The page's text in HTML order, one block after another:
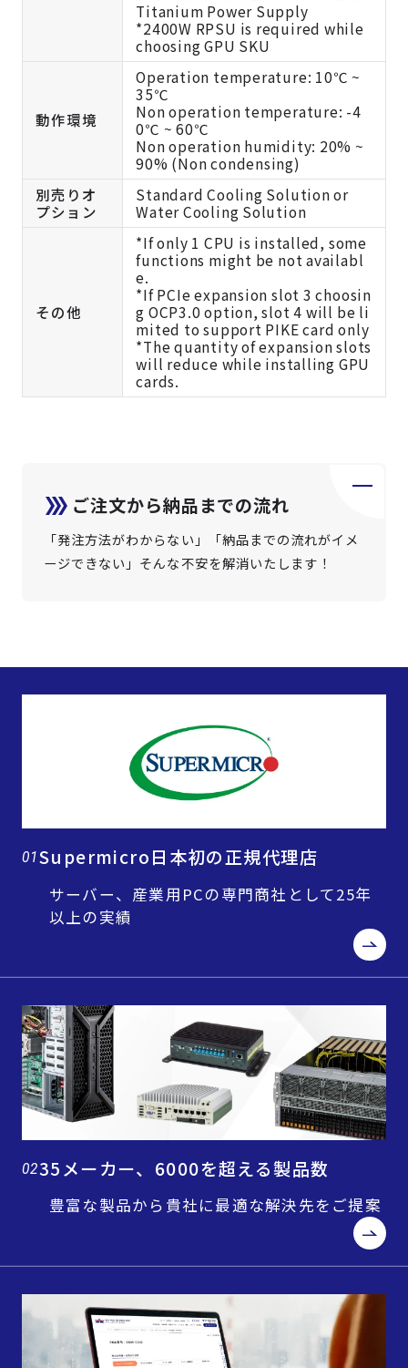
Titanium Power Supply
*2400W RPSU is required while
choosing GPU SKU
動作環境
Operation temperature: 10℃ ~
35℃
Non operation temperature: -4
0℃ ~ 60℃
Non operation humidity: 20% ~
90% (Non condensing)
別売りオ
プション
Standard Cooling Solution or
Water Cooling Solution
その他
*If only 1 CPU is installed, some
functions might be not availabl
e.
*If PCIe expansion slot 3 choosin
g OCP3.0 option, slot 4 will be li
mited to support PIKE card only
*The quantity of expansion slots
will reduce while installing GPU
cards.
ご注文から納品までの流れ
「発注方法がわからない」「納品までの流れがイメ
ージできない」そんな不安を解消いたします！
01Supermicro日本初の正規代理店
サーバー、産業用PCの専門商社として25年
以上の実績
0235メーカー、6000を超える製品数
豊富な製品から貴社に最適な解決先をご提案